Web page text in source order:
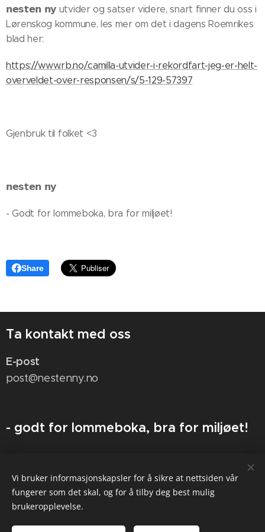
𝗻𝗲𝘀𝘁𝗲𝗻 𝗻𝘆 utvider og satser videre, snart finner du oss i
Lørenskog kommune, les mer om det i dagens Roemrikes
blad her:
https://www.rb.no/camilla-utvider-i-rekordfart-jeg-er-helt-
overveldet-over-responsen/s/5-129-57397
Gjenbruk til folket <3
𝗻𝗲𝘀𝘁𝗲𝗻 𝗻𝘆
- Godt for lommeboka, bra for miljøet!
Share
Ta kontakt med oss
E-post
post@nestenny.no
- godt for lommeboka, bra for miljøet!
nesten ny
- Sammen gjør vi det enklere å velge en mer bærekraftig livsstil!
Vi bruker informasjonskapsler for å sikre at nettsiden vår
fungerer som det skal, og for å tilby deg best mulig
brukeropplevelse.